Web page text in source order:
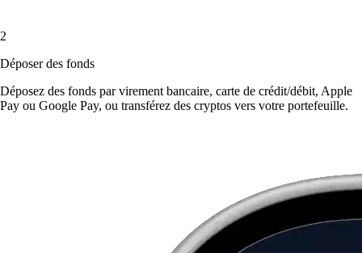
2
Déposer des fonds
Déposez des fonds par virement bancaire, carte de crédit/débit, Apple
Pay ou Google Pay, ou transférez des cryptos vers votre portefeuille.